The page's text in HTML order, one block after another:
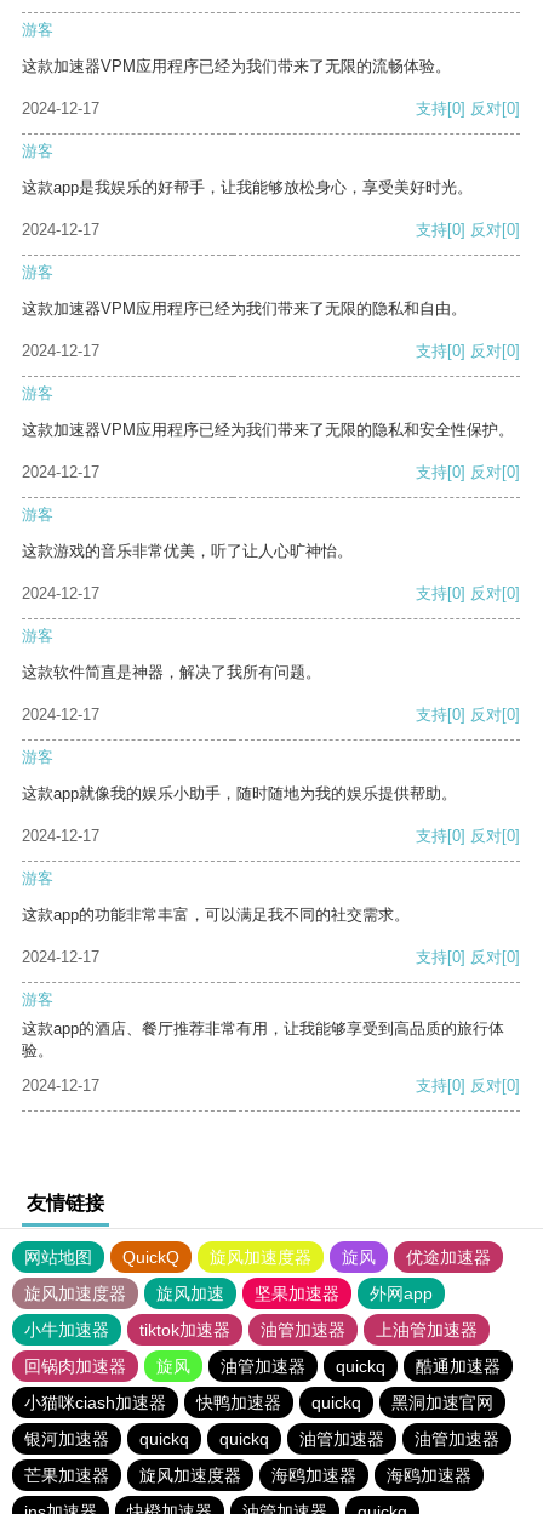
游客
这款加速器VPM应用程序已经为我们带来了无限的流畅体验。
2024-12-17 支持[0] 反对[0]
游客
这款app是我娱乐的好帮手，让我能够放松身心，享受美好时光。
2024-12-17 支持[0] 反对[0]
游客
这款加速器VPM应用程序已经为我们带来了无限的隐私和自由。
2024-12-17 支持[0] 反对[0]
游客
这款加速器VPM应用程序已经为我们带来了无限的隐私和安全性保护。
2024-12-17 支持[0] 反对[0]
游客
这款游戏的音乐非常优美，听了让人心旷神怡。
2024-12-17 支持[0] 反对[0]
游客
这款软件简直是神器，解决了我所有问题。
2024-12-17 支持[0] 反对[0]
游客
这款app就像我的娱乐小助手，随时随地为我的娱乐提供帮助。
2024-12-17 支持[0] 反对[0]
游客
这款app的功能非常丰富，可以满足我不同的社交需求。
2024-12-17 支持[0] 反对[0]
游客
这款app的酒店、餐厅推荐非常有用，让我能够享受到高品质的旅行体
验。
2024-12-17
支持[0] 反对[0]
友情链接
网站地图 QuickQ 旋风加速度器 旋风
优途加速器
旋风加速度器
旋风加速 坚果加速器
外网app
小牛加速器
tiktok加速器 油管加速器
上油管加速器
回锅肉加速器
旋风 油管加速器 quickq
酷通加速器
小猫咪ciash加速器
快鸭加速器 quickq
黑洞加速官网
银河加速器
quickq quickq 油管加速器
油管加速器
芒果加速器
旋风加速度器 海鸥加速器
海鸥加速器